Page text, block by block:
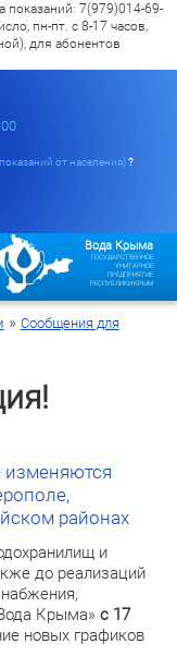
7(979)014-69-
пн-пт. с 8-17 часов,
для абонентов
от населения)?
Вода Крыма
ГОСУДАРСТВЕННОЕ
УНИТАРНОЕ
ПРЕДПРИЯТИЕ
РЕСПУБЛИКИ КРЫМ
» Сообщения для
изменяются
районах
и
до реализаций
Крыма» с 17
новых графиков